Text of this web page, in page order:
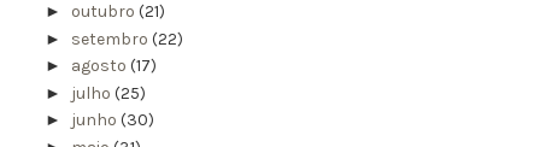
► outubro (21)
► setembro (22)
► agosto (17)
► julho (25)
► junho (30)